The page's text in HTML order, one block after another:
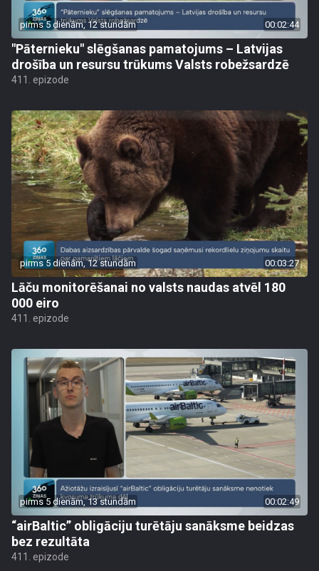
pirms 5 dienām, 12 stundām 00:02:44
"Pāternieku" slēgšanas pamatojums – Latvijas
drošība un resursu trūkums Valsts robežsardzē
411. epizode
pirms 5 dienām, 12 stundām 00:03:27
Lāču monitorēšanai no valsts naudas atvēl 180
000 eiro
411. epizode
pirms 5 dienām, 13 stundām 00:02:49
“airBaltic” obligāciju turētāju sanāksme beidzas
bez rezultāta
411. epizode